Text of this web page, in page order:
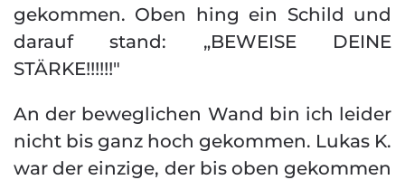
gekommen. Oben hing ein Schild und
darauf stand: „BEWEISE DEINE
STÄRKE!!!!!!"
An der beweglichen Wand bin ich leider
nicht bis ganz hoch gekommen. Lukas K.
war der einzige, der bis oben gekommen